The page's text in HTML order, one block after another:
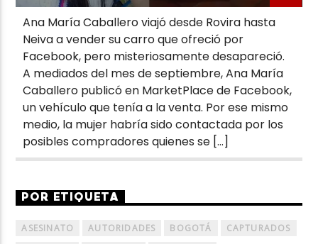
Ana María Caballero viajó desde Rovira hasta
Neiva a vender su carro que ofreció por
Facebook, pero misteriosamente desapareció.
A mediados del mes de septiembre, Ana María
Caballero publicó en MarketPlace de Facebook,
un vehículo que tenía a la venta. Por ese mismo
medio, la mujer habría sido contactada por los
posibles compradores quienes se […]
POR ETIQUETA
ASESINATO AUTORIDADES BOGOTÁ
CAPTURADOS